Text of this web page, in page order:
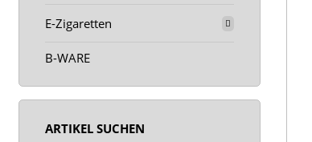
E-Zigaretten
B-WARE
ARTIKEL SUCHEN